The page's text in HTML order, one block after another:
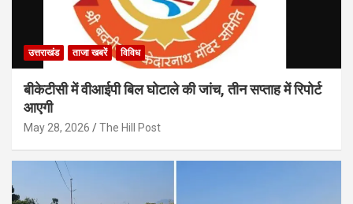
उत्तराखंड ताजा खबरें विविध
बीकेटीसी में वीआईपी बिल घोटाले की जांच, तीन सप्ताह में रिपोर्ट
आएगी
May 28, 2026 The Hill Post